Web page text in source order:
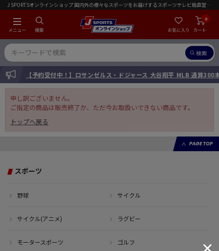
J SPORTSオンラインショップ 国内外の様々なスポーツをお届けするスポーツテレビ局直営店｜会員限定初回ご注文送料無料キャンペーン実施中！
メニュー 検索 お気に入り カート
0
検索
INFORMATION【予約受付中！】ロサンゼルス・ドジャース 大谷翔平 MLB 通算300
申し訳ございません。
ご指定の商品は販売終了か、ただ今お取扱いできない商品です。
トップへ戻る
PAGE TOP
スポーツ
野球 サイクル
サイクル(アニメ) ラグビー
モータースポーツ ゴルフ